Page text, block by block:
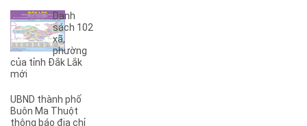
32A(1)
3A(1)
3B(3)
3KC (1)
4A(1)
5A(1)
5KC(3)
Danh
sách 102
xã,
phường
của tỉnh Đắk Lắk
mới
UBND thành phố
Buôn Ma Thuột
thông báo địa chỉ